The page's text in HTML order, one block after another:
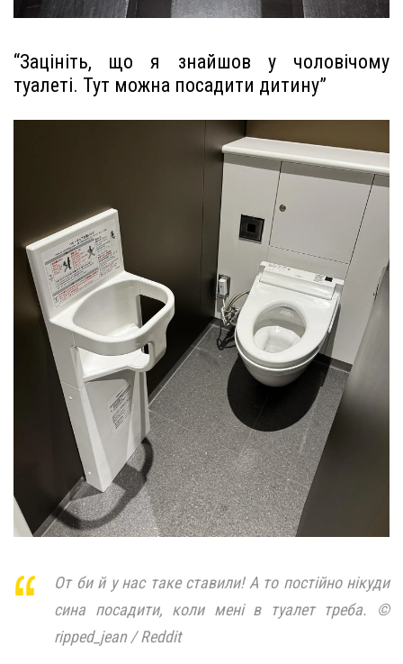
“Зацініть, що я знайшов у чоловічому
туалеті. Тут можна посадити дитину”
От би й у нас таке ставили! А то постійно нікуди
сина посадити, коли мені в туалет треба. ©
ripped_jean / Reddit